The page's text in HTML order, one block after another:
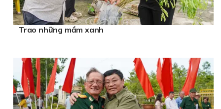
Trao những mầm xanh